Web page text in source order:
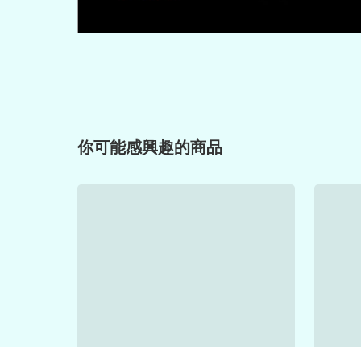
你可能感興趣的商品